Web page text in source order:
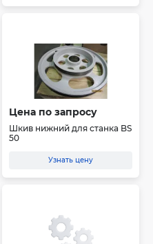
Цена по запросу
Шкив нижний для станка BS
50
Узнать цену